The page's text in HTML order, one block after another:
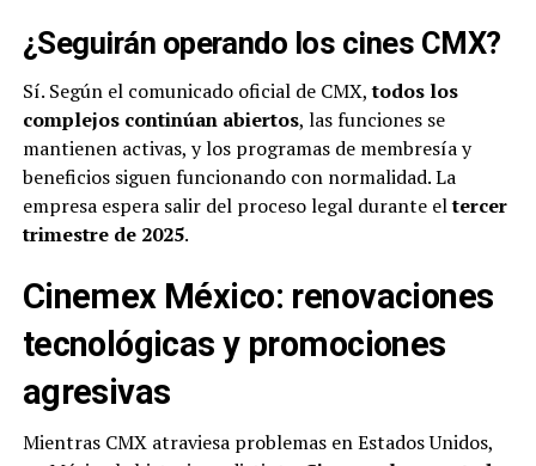
¿Seguirán operando los cines CMX?
Sí. Según el comunicado oficial de CMX,todos los
complejos continúan abiertos, las funciones se
mantienen activas, y los programas de membresía y
beneficios siguen funcionando con normalidad. La
empresa espera salir del proceso legal durante eltercer
trimestre de 2025.
Cinemex México: renovaciones
tecnológicas y promociones
agresivas
Mientras CMX atraviesa problemas en Estados Unidos,